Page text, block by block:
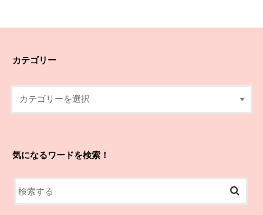
カテゴリー
気になるワードを検索！